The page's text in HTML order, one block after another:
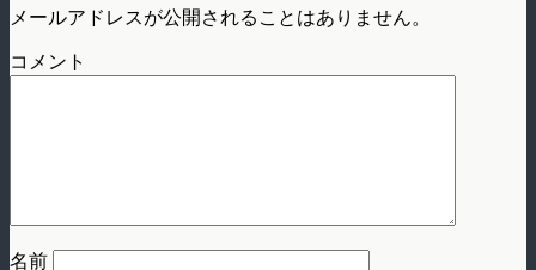
メールアドレスが公開されることはありません。
コメント
名前